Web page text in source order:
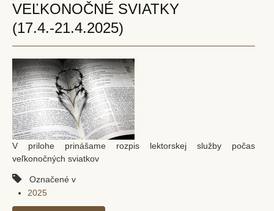
VEĽKONOČNÉ SVIATKY
(17.4.-21.4.2025)
V prilohe prinášame rozpis lektorskej služby počas
veľkonočných sviatkov
Označené v
2025